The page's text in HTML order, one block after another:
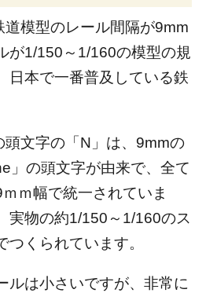
道模型のレール間隔が9mm
が1/150～1/160の模型の規
日本で一番普及している鉄
頭文字の「N」は、9mmの
」の頭文字が由来で、全て
ｍ幅で統一されていま
実物の約1/150～1/160のス
つくられています。
ルは小さいですが、非常に